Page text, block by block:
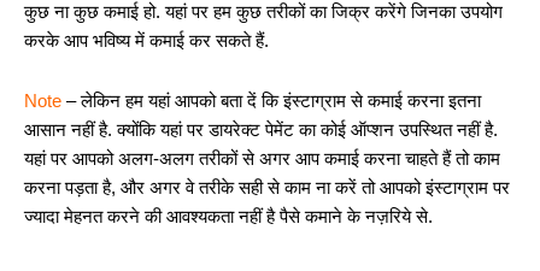
कुछ ना कुछ कमाई हो. यहां पर हम कुछ तरीकों का जिक्र करेंगे जिनका उपयोग
करके आप भविष्य में कमाई कर सकते हैं.
Note – लेकिन हम यहां आपको बता दें कि इंस्टाग्राम से कमाई करना इतना
आसान नहीं है. क्योंकि यहां पर डायरेक्ट पेमेंट का कोई ऑप्शन उपस्थित नहीं है.
यहां पर आपको अलग-अलग तरीकों से अगर आप कमाई करना चाहते हैं तो काम
करना पड़ता है, और अगर वे तरीके सही से काम ना करें तो आपको इंस्टाग्राम पर
ज्यादा मेहनत करने की आवश्यकता नहीं है पैसे कमाने के नज़रिये से.